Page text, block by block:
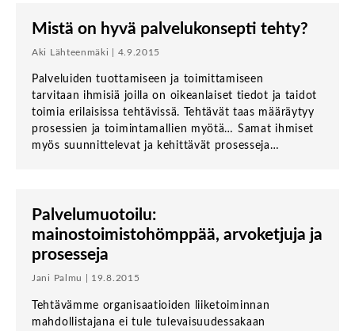
Mistä on hyvä palvelukonsepti tehty?
Aki Lähteenmäki | 4.9.2015
Palveluiden tuottamiseen ja toimittamiseen
tarvitaan ihmisiä joilla on oikeanlaiset tiedot ja taidot
toimia erilaisissa tehtävissä. Tehtävät taas määräytyy
prosessien ja toimintamallien myötä… Samat ihmiset
myös suunnittelevat ja kehittävät prosesseja…
Palvelumuotoilu:
mainostoimistohömppää, arvoketjuja ja
prosesseja
Jani Palmu | 19.8.2015
Tehtävämme organisaatioiden liiketoiminnan
mahdollistajana ei tule tulevaisuudessakaan